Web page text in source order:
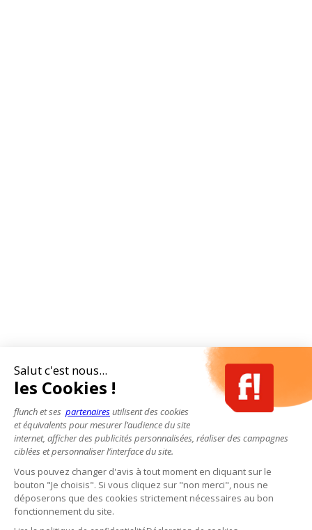
Salut c'est nous...
les Cookies !
flunch et ses partenairesutilisent des cookies
et équivalents pour mesurer l’audience du site
internet, afficher des publicités personnalisées, réaliser des campagnes
ciblées et personnaliser l’interface du site.
Vous pouvez changer d'avis à tout moment en cliquant sur le
bouton "Je choisis". Si vous cliquez sur "non merci", nous ne
déposerons que des cookies strictement nécessaires au bon
fonctionnement du site.